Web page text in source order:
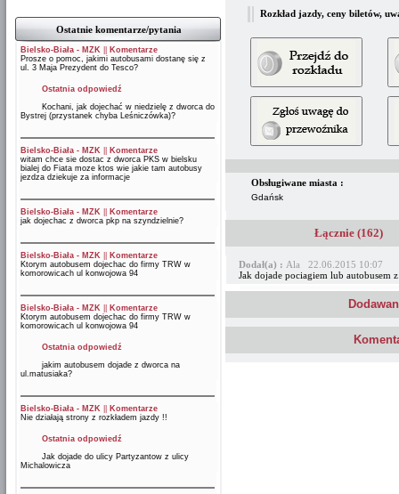
Ostatnie komentarze/pytania
Bielsko-Biała - MZK
Komentarze
Prosze o pomoc, jakimi autobusami dostanę się z
ul. 3 Maja Prezydent do Tesco?
Ostatnia odpowiedź
Kochani, jak dojechać w niedzielę z dworca do
Bystrej (przystanek chyba Leśniczówka)?
Bielsko-Biała - MZK
Komentarze
witam chce sie dostac z dworca PKS w bielsku
bialej do Fiata moze ktos wie jakie tam autobusy
jezdza dziekuje za informacje
Bielsko-Biała - MZK
Komentarze
jak dojechac z dworca pkp na szyndzielnie?
Bielsko-Biała - MZK
Komentarze
Ktorym autobusem dojechac do firmy TRW w
komorowicach ul konwojowa 94
Bielsko-Biała - MZK
Komentarze
Ktorym autobusem dojechac do firmy TRW w
komorowicach ul konwojowa 94
Ostatnia odpowiedź
jakim autobusem dojade z dworca na
ul.matusiaka?
Bielsko-Biała - MZK
Komentarze
Nie działają strony z rozkładem jazdy !!
Ostatnia odpowiedź
Jak dojade do ulicy Partyzantow z ulicy
Michalowicza
Rozkład jazdy, ceny biletów,
Obsługiwane miasta :
Gdańsk
Łącznie (162)
Dodał(a) : Ala 22.06.2015 10:07
Jak dojade pociagiem lub autobusem